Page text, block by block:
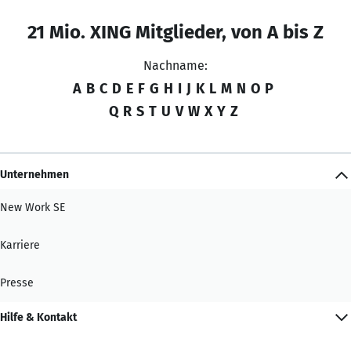
21 Mio. XING Mitglieder, von A bis Z
Nachname:
A B C D E F G H I J K L M N O P
Q R S T U V W X Y Z
Unternehmen
New Work SE
Karriere
Presse
Hilfe & Kontakt